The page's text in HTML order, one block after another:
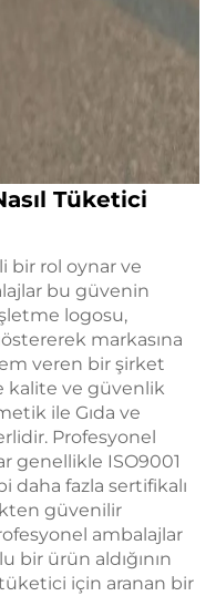
Tüketici
bir rol oynar ve
bu güvenin
logosu,
markasına
veren bir şirket
kalite ve güvenlik
ile Gıda ve
Profesyonel
genellikle ISO9001
daha fazla sertifikalı
güvenilir
ambalajlar
bir ürün aldığının
için aranan bir